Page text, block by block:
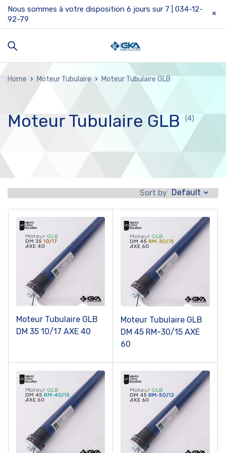
Nous sommes à votre disposition 6 jours sur 7 | 034-12-
92-79
Home Moteur Tubulaire Moteur Tubulaire GLB
Moteur Tubulaire GLB (4)
Sort by Default
Moteur Tubulaire GLB
DM 35 10/17 AXE 40
Moteur Tubulaire GLB
DM 45 RM-30/15 AXE
60